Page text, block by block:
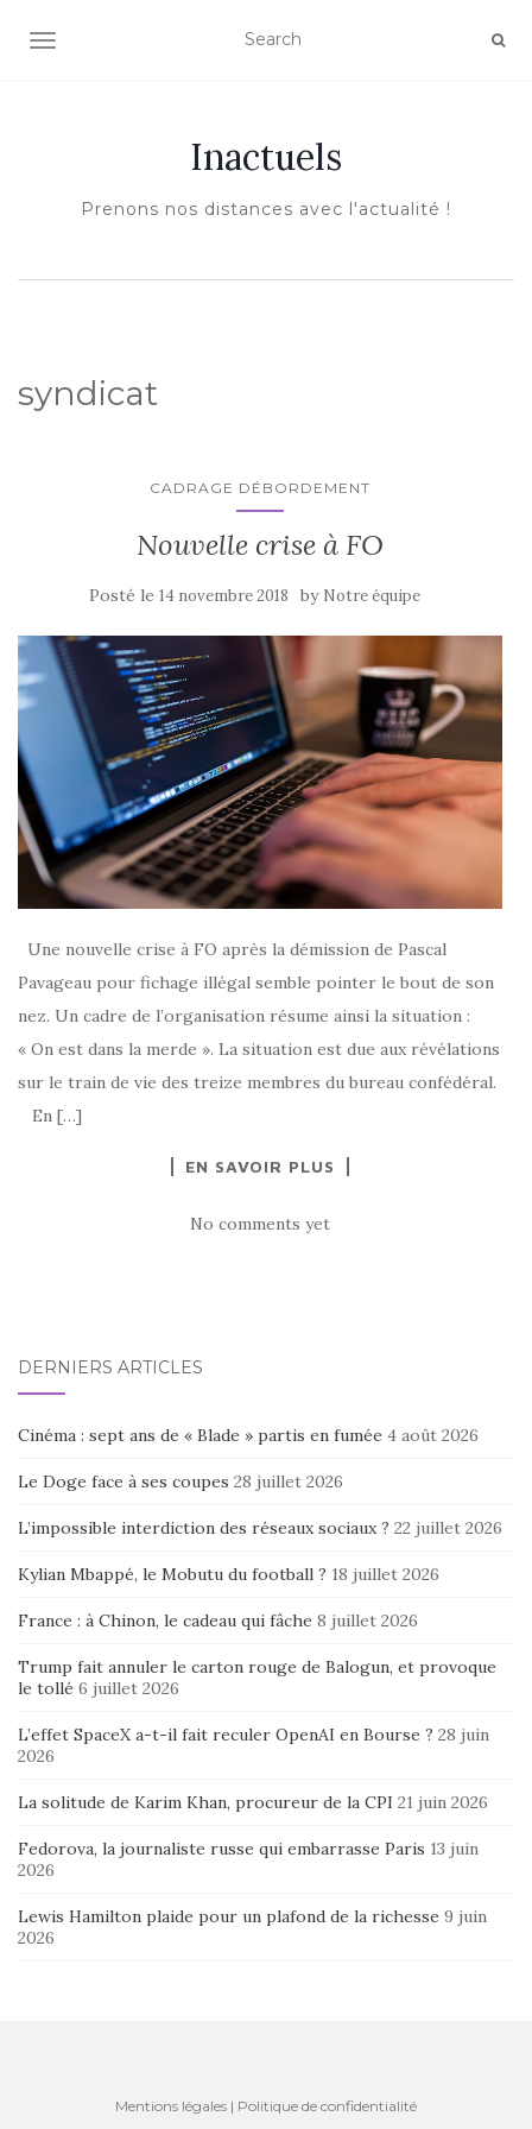
AFFICHER/MASQUER LA NAVIGATION
Inactuels
Prenons nos distances avec l'actualité !
syndicat
CADRAGE DÉBORDEMENT
Nouvelle crise à FO
Posté le 14 novembre 2018 by Notre équipe
Une nouvelle crise à FO après la démission de Pascal
Pavageau pour fichage illégal semble pointer le bout de son
nez. Un cadre de l’organisation résume ainsi la situation :
« On est dans la merde ». La situation est due aux révélations
sur le train de vie des treize membres du bureau confédéral.
En […]
EN SAVOIR PLUS
No comments yet
DERNIERS ARTICLES
Cinéma : sept ans de « Blade » partis en fumée 4 août 2026
Le Doge face à ses coupes 28 juillet 2026
L’impossible interdiction des réseaux sociaux ? 22 juillet 2026
Kylian Mbappé, le Mobutu du football ? 18 juillet 2026
France : à Chinon, le cadeau qui fâche 8 juillet 2026
Trump fait annuler le carton rouge de Balogun, et provoque
le tollé 6 juillet 2026
L’effet SpaceX a-t-il fait reculer OpenAI en Bourse ? 28 juin
2026
La solitude de Karim Khan, procureur de la CPI 21 juin 2026
Fedorova, la journaliste russe qui embarrasse Paris 13 juin
2026
Lewis Hamilton plaide pour un plafond de la richesse 9 juin
2026
Mentions légales | Politique de confidentialité